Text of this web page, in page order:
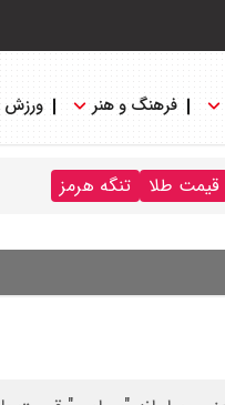
فرهنگ و هنر ورزش
قیمت طلا تنگه هرمز